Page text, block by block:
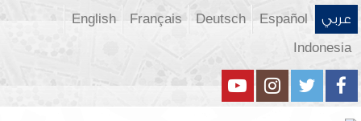
عربي Español
Deutsch
Français
English
Indonesia